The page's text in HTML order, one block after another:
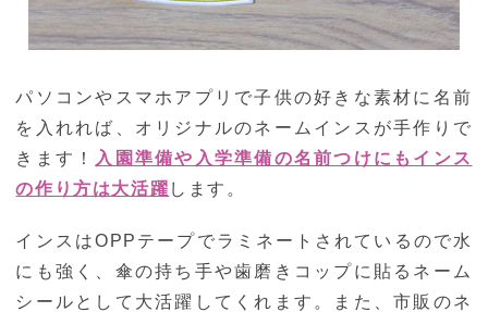
パソコンやスマホアプリで子供の好きな素材に名前
を入れれば、オリジナルのネームインスが手作りで
きます！
入園準備や入学準備の名前つけにもインス
の作り方は大活躍 します。
インスはOPPテープでラミネートされているので水
にも強く、傘の持ち手や歯磨きコップに貼るネーム
シールとして大活躍してくれます。また、市販のネ